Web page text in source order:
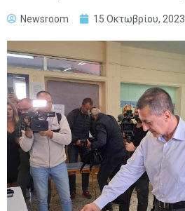
Newsroom 15 Οκτωβρίου, 2023